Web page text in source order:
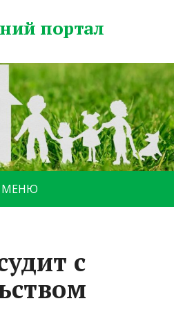
портал
МЕНЮ
с